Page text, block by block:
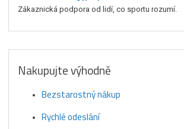
Zákaznická podpora od lidí, co sportu rozumí.
Nakupujte výhodně
Bezstarostný nákup
Rychlé odeslání